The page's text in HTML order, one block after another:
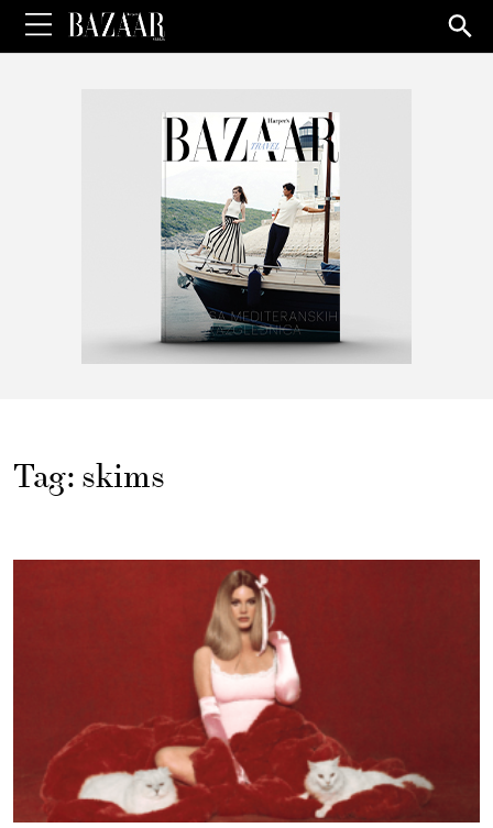
for:
Tag: skims